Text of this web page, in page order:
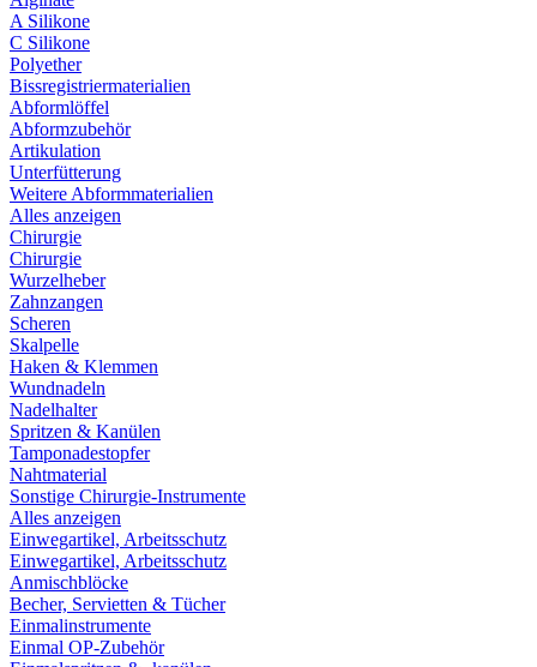
A Silikone
C Silikone
Polyether
Bissregistriermaterialien
Abformlöffel
Abformzubehör
Artikulation
Unterfütterung
Weitere Abformmaterialien
Alles anzeigen
Chirurgie
Chirurgie
Wurzelheber
Zahnzangen
Scheren
Skalpelle
Haken & Klemmen
Wundnadeln
Nadelhalter
Spritzen & Kanülen
Tamponadestopfer
Nahtmaterial
Sonstige Chirurgie-Instrumente
Alles anzeigen
Einwegartikel, Arbeitsschutz
Einwegartikel, Arbeitsschutz
Anmischblöcke
Becher, Servietten & Tücher
Einmalinstrumente
Einmal OP-Zubehör